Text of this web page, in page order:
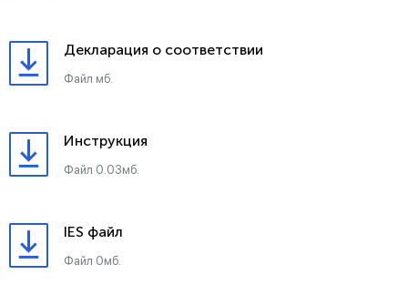
Декларация о соответствии
Файл мб.
Инструкция
Файл 0.03мб.
IES файл
Файл 0мб.